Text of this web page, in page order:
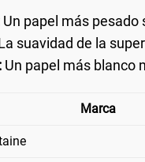
Un papel más
suavidad de la
Un papel más blanco
Marca